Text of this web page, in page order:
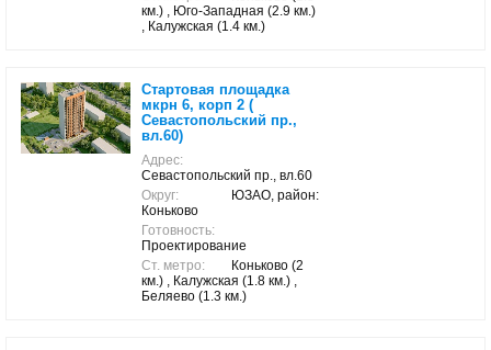
км.) , Юго-Западная (2.9 км.)
, Калужская (1.4 км.)
Стартовая площадка
мкрн 6, корп 2 (
Севастопольский пр.,
вл.60)
Адрес:
Севастопольский пр., вл.60
Округ:
ЮЗАО, район:
Коньково
Готовность:
Проектирование
Ст. метро:
Коньково (2
км.) , Калужская (1.8 км.) ,
Беляево (1.3 км.)